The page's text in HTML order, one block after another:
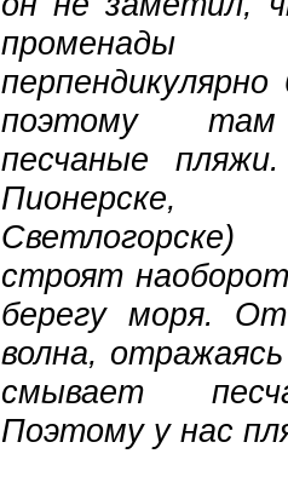
променады
поэтому там
песчаные
Пионерске,
строят
берегу моря.
волна,
смывает
Поэтому у нас